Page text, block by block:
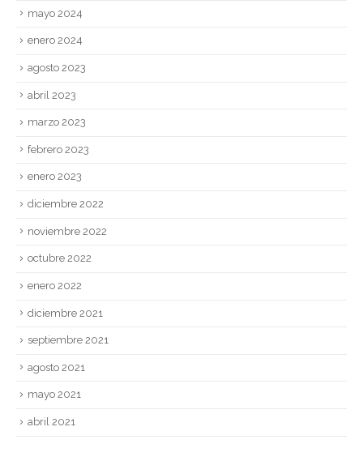
mayo 2024
enero 2024
agosto 2023
abril 2023
marzo 2023
febrero 2023
enero 2023
diciembre 2022
noviembre 2022
octubre 2022
enero 2022
diciembre 2021
septiembre 2021
agosto 2021
mayo 2021
abril 2021